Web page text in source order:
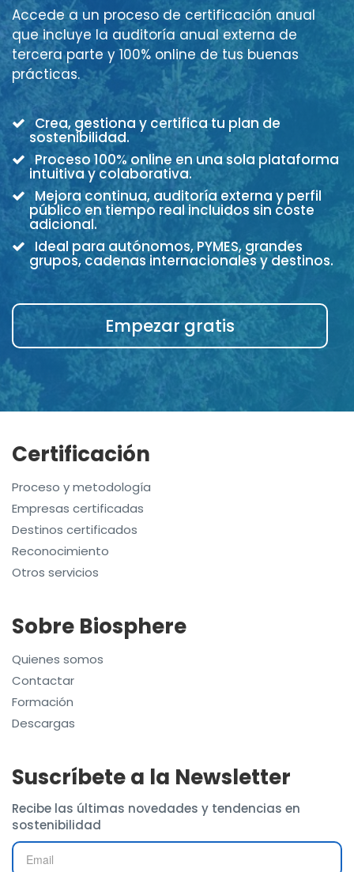
Accede a un proceso de certificación anual
que incluye la auditoría anual externa de
tercera parte y 100% online de tus buenas
prácticas.
Crea, gestiona y certifica tu plan de
sostenibilidad.
Proceso 100% online en una sola plataforma
intuitiva y colaborativa.
Mejora continua, auditoría externa y perfil
público en tiempo real incluidos sin coste
adicional.
Ideal para autónomos, PYMES, grandes
grupos, cadenas internacionales y destinos.
Empezar gratis
Certificación
Proceso y metodología
Empresas certificadas
Destinos certificados
Reconocimiento
Otros servicios
Sobre Biosphere
Quienes somos
Contactar
Formación
Descargas
Suscríbete a la Newsletter
Recibe las últimas novedades y tendencias en
sostenibilidad